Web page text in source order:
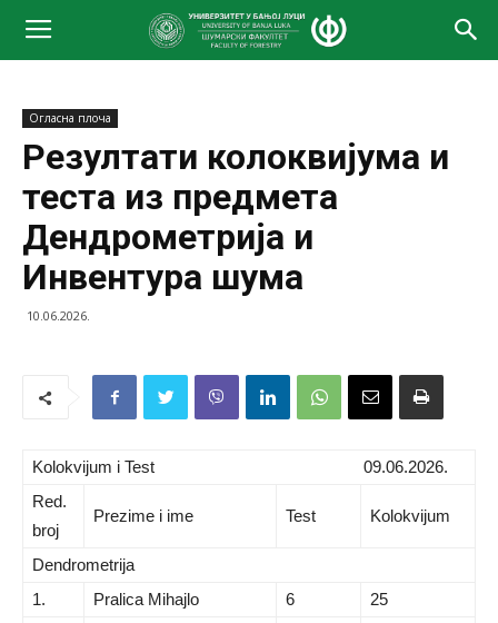
Огласна плоча
Резултати колоквијума и
теста из предмета
Дендрометрија и
Инвентура шума
10.06.2026.
Kolokvijum i Test 09.06.2026.
Red.
broj
Prezime i ime Test Kolokvijum
Dendrometrija
1.
Pralica Mihajlo 6
25